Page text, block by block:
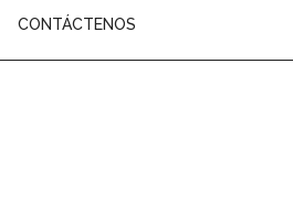
CONTÁCTENOS